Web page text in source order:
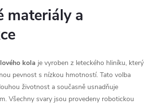
materiály a
kola je vyroben z leteckého hliníku, který
pevnost s nízkou hmotností. Tato volba
životnost a současně usnadňuje
Všechny svary jsou provedeny robotickou